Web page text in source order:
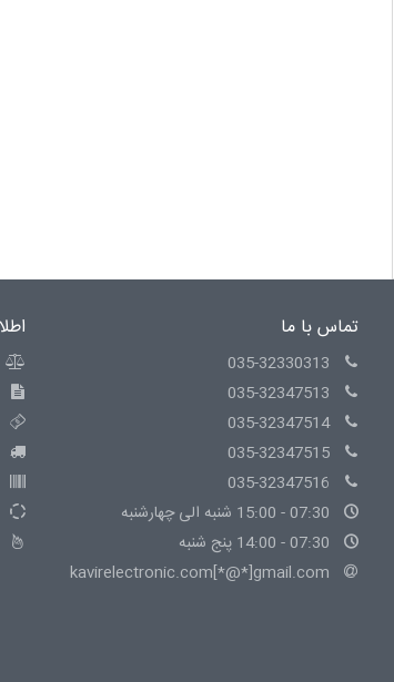
تماس با ما
035-32330313
035-32347513
035-32347514
035-32347515
035-32347516
07:30 - 15:00 شنبه الی چهارشنبه
07:30 - 14:00 پنج شنبه
kavirelectronic.com[*@*]gmail.com